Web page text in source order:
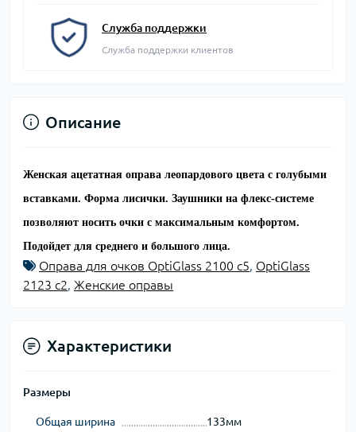
Служба поддержки
Служба поддержки клиентов
Описание
Женская ацетатная оправа леопардового цвета с голубыми
вставками. Форма лисички. Заушники на флекс-системе
позволяют носить очки с максимальным комфортом.
Подойдет для среднего и большого лица.
Оправа для очков OptiGlass 2100 c5 OptiGlass
2123 c2 Женские оправы
Характеристики
Размеры
Общая ширина 133мм